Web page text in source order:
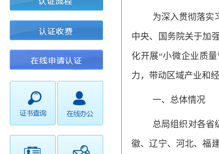
为深入贯彻落实
中央、国务院关于加
化开展“小微企业质
力，带动区域产业和
一、总体情况
总局组织对各省
徽、辽宁、河北、福